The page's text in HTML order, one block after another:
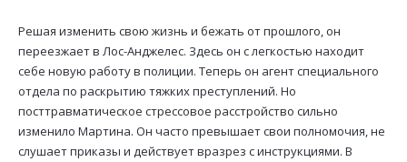
Решая изменить свою жизнь и бежать от прошлого, он
переезжает в Лос-Анджелес. Здесь он с легкостью находит
себе новую работу в полиции. Теперь он агент специального
отдела по раскрытию тяжких преступлений. Но
посттравматическое стрессовое расстройство сильно
изменило Мартина. Он часто превышает свои полномочия, не
слушает приказы и действует вразрез с инструкциями. В